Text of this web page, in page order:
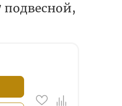
подвесной,